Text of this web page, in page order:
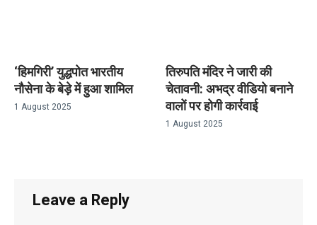
‘हिमगिरी’ युद्धपोत भारतीय
नौसेना के बेड़े में हुआ शामिल
1 August 2025
तिरुपति मंदिर ने जारी की
चेतावनी: अभद्र वीडियो बनाने
वालों पर होगी कार्रवाई
1 August 2025
Leave a Reply